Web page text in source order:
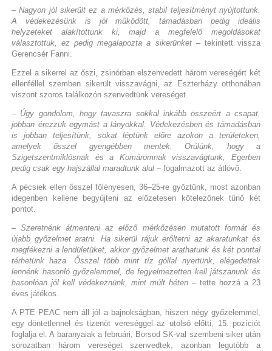
– Nagyon jól sikerült ez a mérkőzés, stabil teljesítményt nyújtottunk.
A védekezésünk is jól működött, támadásban pedig ideális
helyzeteket alakítottunk ki, majd a megfelelő megoldásokat
választottuk, ez pedig megalapozta a sikerünket– tekintett vissza
Gerencsér Fanni.
Ezzel a sikerrel az őszi, zsinórban elszenvedett három vereségért két
ellenféllel szemben sikerült visszavágni, az Eszterházy otthonában
viszont szoros találkozón szenvedtünk vereséget.
– Úgy gondolom, hogy tavaszra sokkal inkább összeért a csapat,
jobban érezzük egymást a lányokkal. Védekezésben és támadásban
is jobban teljesítünk, sokat léptünk előre azokon a területeken,
amelyek ősszel gyengébben mentek. Örülünk, hogy a
Szigetszentmiklósnak és a Komáromnak visszavágtunk, Egerben
pedig csak egy hajszállal maradtunk alul– fogalmazott az átlövő.
A pécsiek ellen ősszel fölényesen, 36–25-re győztünk, most azonban
idegenben kellene begyűjteni az előzetesen kötelezőnek tűnő két
pontot.
– Szeretnénk átmenteni az előző mérkőzésen mutatott formát és
újabb győzelmet aratni. Ha sikerül rájuk erőltetni az akaratunkat és
megfékezni a lendületüket, akkor győzelmet arathatunk és két ponttal
térhetünk haza. Ősszel több mint tíz góllal nyertünk, elégedettek
lennénk hasonló győzelemmel, de fegyelmezetten kell játszanunk és
hasonlóan jól kell védekeznünk, mint múlt héten – tette hozzá a 23
éves játékos.
A PTE PEAC nem áll jól a bajnokságban, hiszen négy győzelemmel,
egy döntetlennel és tizenöt vereséggel az utolsó előtti, 15. pozíciót
foglalja el. A baranyaiak a februári, Borsod SK-val szembeni siker után
sorozatban három vereséget szenvedtek, azonban legutóbb a